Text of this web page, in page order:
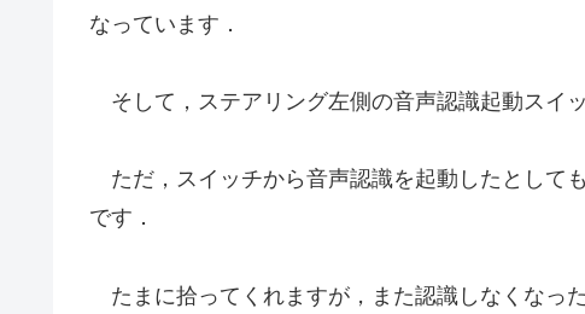
なっています．
そして，ステアリング左側の音声認識起動スイ
ただ，スイッチから音声認識を起動したとして
です．
たまに拾ってくれますが，また認識しなくなっ